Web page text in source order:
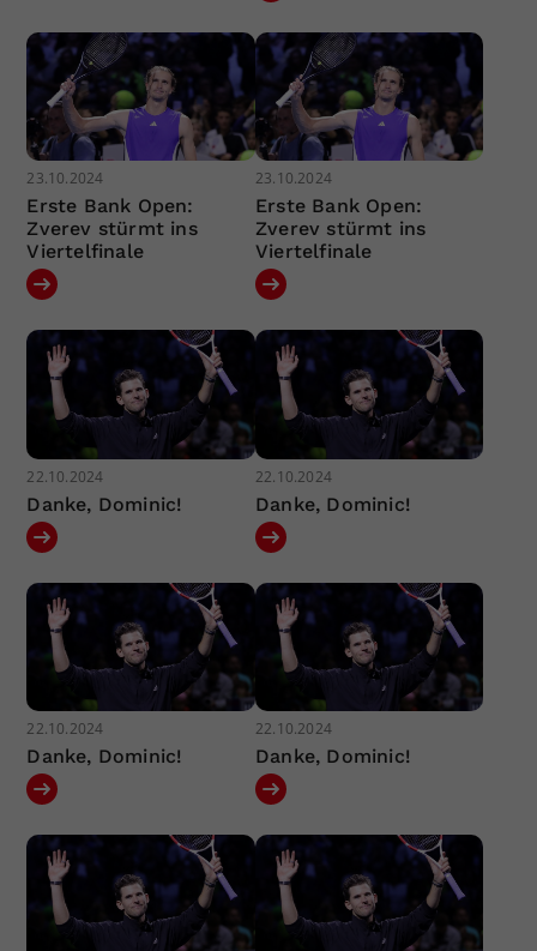
23.10.2024
Erste Bank Open:
Zverev stürmt ins
Viertelfinale
23.10.2024
Erste Bank Open:
Zverev stürmt ins
Viertelfinale
22.10.2024
Danke, Dominic!
22.10.2024
Danke, Dominic!
22.10.2024
Danke, Dominic!
22.10.2024
Danke, Dominic!